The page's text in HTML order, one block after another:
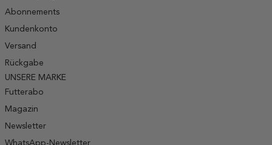
Abonnements
Kundenkonto
Versand
Rückgabe
UNSERE MARKE
Futterabo
Magazin
Newsletter
WhatsApp-Newsletter